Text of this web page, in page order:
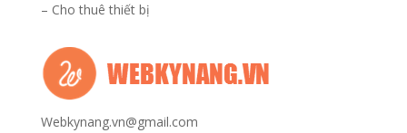
– Cho thuê thiết bị
Webkynang.vn@gmail.com